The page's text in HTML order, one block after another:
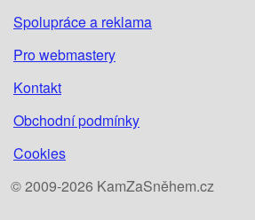
Spolupráce a reklama
Pro webmastery
Kontakt
Obchodní podmínky
Cookies
© 2009-2026 KamZaSněhem.cz